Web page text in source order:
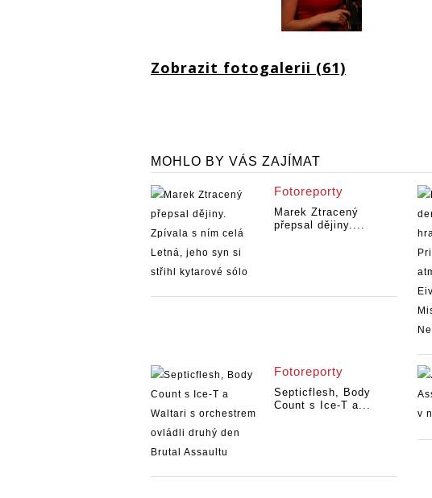
Zobrazit fotogalerii (61)
MOHLO BY VÁS ZAJÍMAT
Fotoreporty
Marek Ztracený
přepsal dějiny....
Fotoreporty
Septicflesh, Body
Count s Ice-T a...